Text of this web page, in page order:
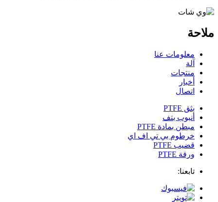
ملاحة
معلومات عنا
آلة
منتجات
أخبار
اتصال
بثق PTFE
أنبوب بتف
مبطن بمادة PTFE
خرطوم بي تي اف اي
قضيب PTFE
ورقة PTFE
تابعنا: